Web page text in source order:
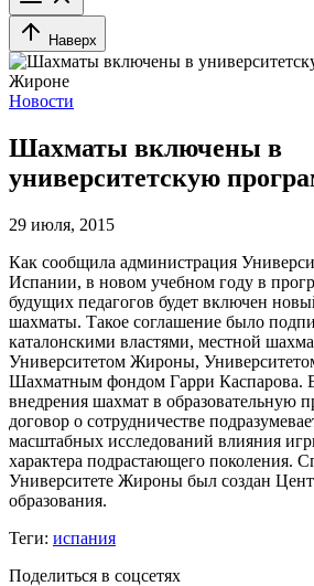
Наверх
Новости
Шахматы включены в
университетскую
29 июля, 2015
Как сообщила администрация
Испании, в новом учебном году в
будущих педагогов будет включен
шахматы. Такое соглашение было
каталонскими властями, местной
Университетом Жироны,
Шахматным фондом Гарри Каспарова.
внедрения шахмат в образовательную
договор о сотрудничестве
масштабных исследований влияния
характера подрастающего поколения.
Университете Жироны был создан
образования.
Теги: испания
Поделиться в соцсетях